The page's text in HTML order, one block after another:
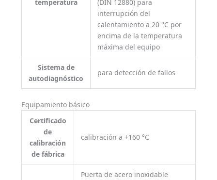
temperatura
(DIN 12880) para
interrupción del
calentamiento a 20 °C por
encima de la temperatura
máxima del equipo
Sistema de
autodiagnóstico
para detección de fallos
Equipamiento básico
Certificado
de
calibración
de fábrica
calibración a +160 °C
Puerta de acero inoxidable